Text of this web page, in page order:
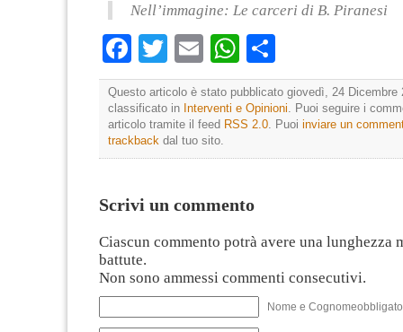
Nell’immagine: Le carceri di B. Piranesi
Facebook
TwitterEmailWhatsApp
Questo articolo è stato pubblicato giovedì, 24 Dicembre
classificato in Interventi e Opinioni . Puoi seguire i
articolo tramite il feed RSS 2.0 . Puoi inviare un
trackback dal tuo sito.
Scrivi un commento
Ciascun commento potrà avere una lunghezza
battute.
Non sono ammessi commenti consecutivi.
Nome e